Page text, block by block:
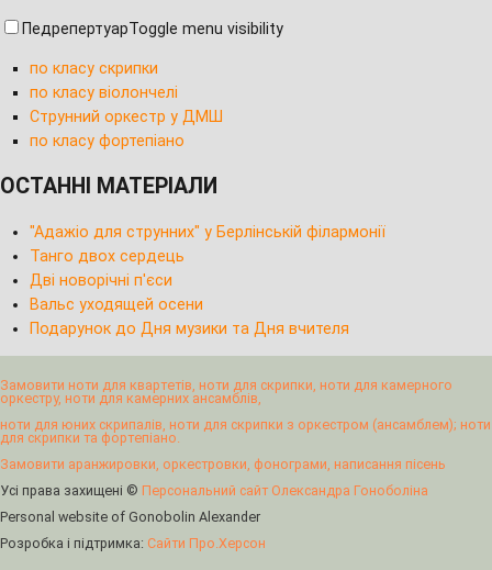
ПедрепертуарToggle menu visibility
по класу скрипки
по класу віолончелі
Струнний оркестр у ДМШ
по класу фортепіано
ОСТАННІ МАТЕРІАЛИ
"Адажіо для струнних" у Берлінській філармонії
Танго двох сердець
Дві новорічні п'єси
Вальс уходящей осени
Подарунок до Дня музики та Дня вчителя
Замовити ноти для квартетів, ноти для скрипки, ноти для камерного
оркестру, ноти для камерних ансамблів,
ноти для юних скрипалів, ноти для скрипки з оркестром (ансамблем); ноти
для скрипки та фортепіано.
Замовити аранжировки, оркестровки, фонограми, написання пісень
Усі права захищені © Персональний сайт Олександра Гоноболіна
Personal website of Gonobolin Alexander
Розробка і підтримка: Сайти Про.Херсон